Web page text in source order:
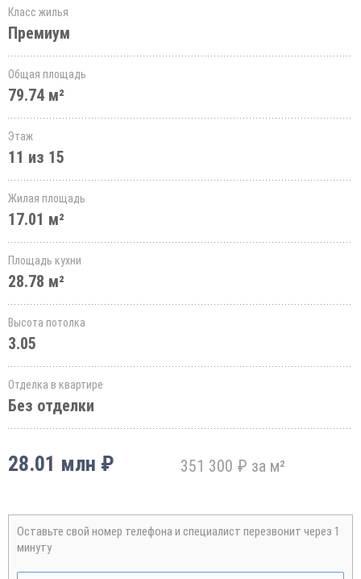
Класс жилья
Премиум
Общая площадь
79.74 м²
Этаж
11 из 15
Жилая площадь
17.01 м²
Площадь кухни
28.78 м²
Высота потолка
3.05
Отделка в квартире
Без отделки
28.01 млн ₽ 351 300 ₽ за м²
Оставьте свой номер телефона и специалист перезвонит через 1
минуту